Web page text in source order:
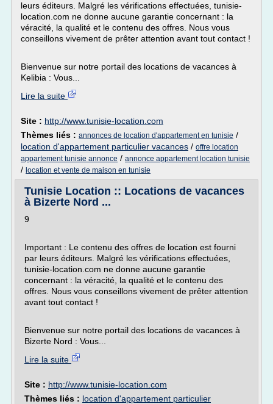
leurs éditeurs. Malgré les vérifications effectuées, tunisie-
location.com ne donne aucune garantie concernant : la
véracité, la qualité et le contenu des offres. Nous vous
conseillons vivement de prêter attention avant tout contact !
Bienvenue sur notre portail des locations de vacances à
Kelibia : Vous...
Lire la suite
Site : http://www.tunisie-location.com
Thèmes liés : annonces de location d'appartement en tunisie /
location d'appartement particulier vacances / offre location
appartement tunisie annonce / annonce appartement location tunisie
/ location et vente de maison en tunisie
Tunisie Location :: Locations de vacances
à Bizerte Nord ...
9
Important : Le contenu des offres de location est fourni
par leurs éditeurs. Malgré les vérifications effectuées,
tunisie-location.com ne donne aucune garantie
concernant : la véracité, la qualité et le contenu des
offres. Nous vous conseillons vivement de prêter attention
avant tout contact !
Bienvenue sur notre portail des locations de vacances à
Bizerte Nord : Vous...
Lire la suite
Site : http://www.tunisie-location.com
Thèmes liés : location d'appartement particulier